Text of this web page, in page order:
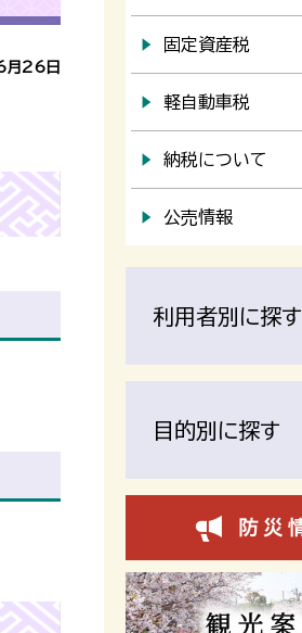
26日
固定資産税
軽自動車税
納税について
公売情報
利用者別に探す
目的別に探す